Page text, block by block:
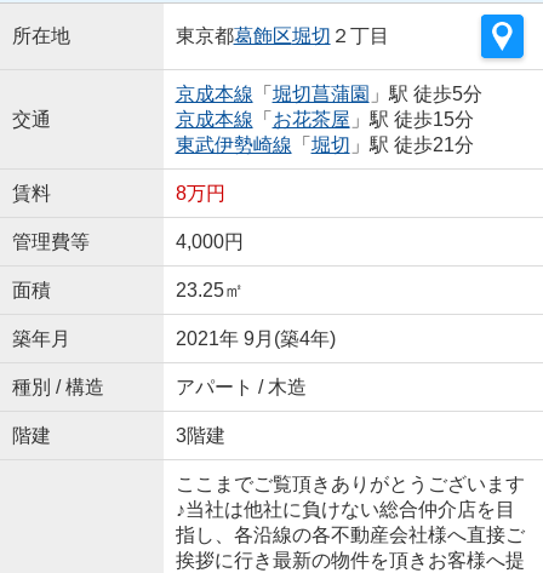
所在地 東京都葛飾区堀切 ２丁目
交通
京成本線 「 堀切菖蒲園 」駅 徒歩5分
京成本線 「 お花茶屋 」駅 徒歩15分
東武伊勢崎線 「 堀切 」駅 徒歩21分
賃料 8万円
管理費等 4,000円
面積 23.25㎡
築年月 2021年 9月(築4年)
種別 / 構造 アパート / 木造
階建 3階建
ここまでご覧頂きありがとうございます
♪当社は他社に負けない総合仲介店を目
指し、各沿線の各不動産会社様へ直接ご
挨拶に行き最新の物件を頂きお客様へ提